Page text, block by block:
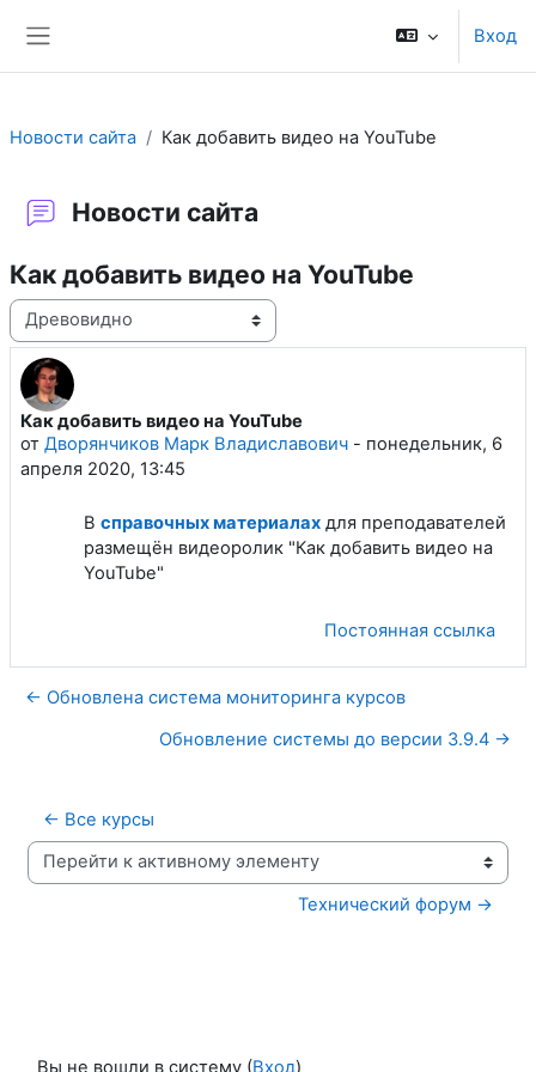
Вход
Новости сайта Как добавить видео на YouTube
Новости сайта
Как добавить видео на YouTube
Режим отображения
Как добавить видео на YouTube
от Дворянчиков Марк Владиславович - понедельник, 6
апреля 2020, 13:45
Количество ответов: 0
В справочных материалах для преподавателей
размещён видеоролик "Как добавить видео на
YouTube"
Постоянная ссылка
← Обновлена система мониторинга курсов
Обновление системы до версии 3.9.4 →
← Все курсы
Перейти к активному элементу
Технический форум →
Вы не вошли в систему (Вход)